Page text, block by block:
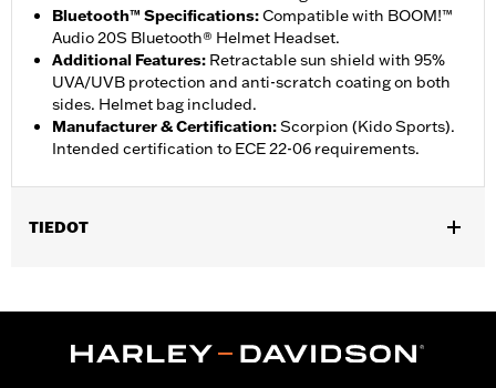
Bluetooth™ Specifications:Compatible with BOOM!™
Audio 20S Bluetooth® Helmet Headset.
Additional Features: Retractable sun shield with 95%
UVA/UVB protection and anti-scratch coating on both
sides. Helmet bag included.
Manufacturer & Certification:Scorpion (Kido Sports).
Intended certification to ECE 22-06 requirements.
TIEDOT
Functional Features:Removable Liner,Moisture Wicking
d.com/warrantyfor full details